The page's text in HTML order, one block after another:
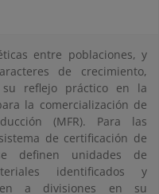
entre poblaciones, y
de crecimiento,
reflejo práctico en la
la comercialización de
(MFR). Para las
de certificación de
definen unidades de
identificados y
a divisiones en su